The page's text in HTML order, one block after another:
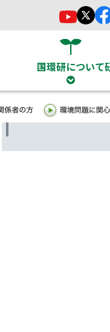
国環研について